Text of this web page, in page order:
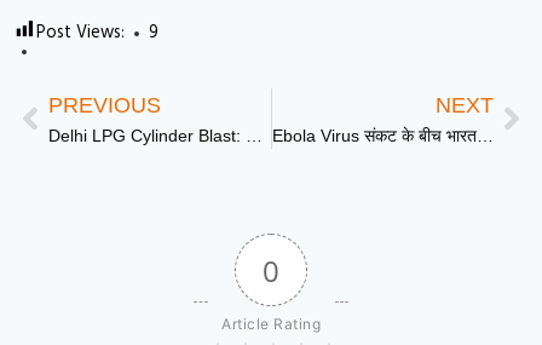
Post Views: 9
PREVIOUS
Delhi LPG Cylinder Blast: दिल्ली के Burari में बड़ा हादसा, सिलिंडर ब्लास्ट के बाद जमींदोज हुआ मकान, मलबे से निकाले गए लोग
NEXT
Ebola Virus संकट के बीच भारत ने अफ्रीका भेजी 43 टन की दूसरी बड़ी सहायता खेप, S Jaishankar ने कही ये बात…
0
Article Rating